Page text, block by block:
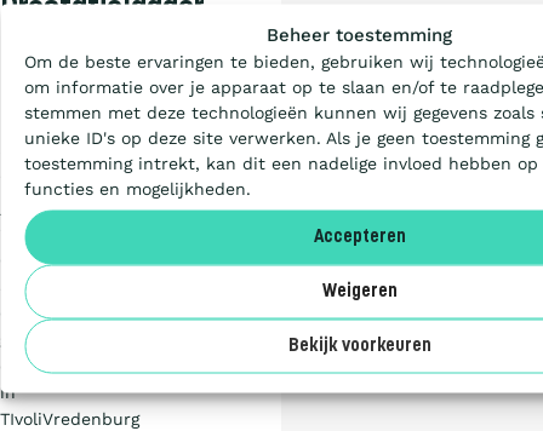
Beheer toestemming
Om de beste ervaringen te bieden, gebruiken wij
om informatie over je apparaat op te slaan en/of te
stemmen met deze technologieën kunnen wij gegevens zoals
unieke ID's op deze site verwerken. Als je geen toestemming
toestemming intrekt, kan dit een nadelige invloed hebben op
functies en mogelijkheden.
Accepteren
Weigeren
Bekijk voorkeuren
Prestatieladder
groot
succes
januari
2025
organiseerde
SKAO
een
groot
evenement
in
TIvoliVredenburg
Wat is de Ladder?
Certificeren
Aanbesteden
Artikelen
Over ons